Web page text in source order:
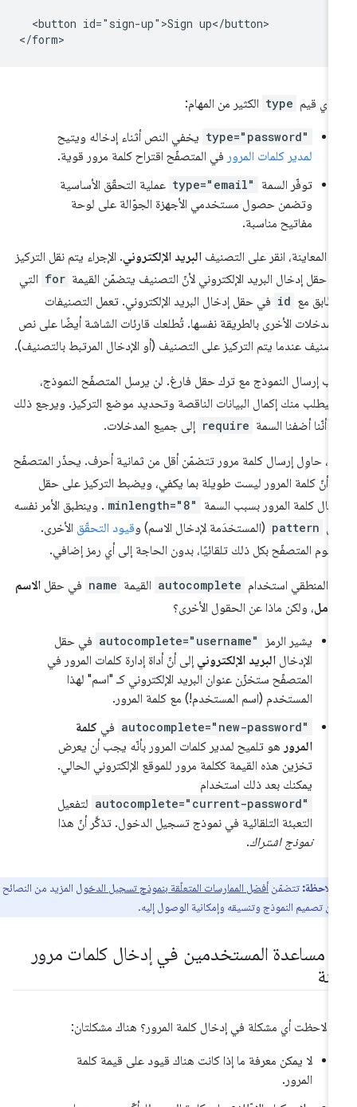
  <button id="sign-up">Sign up</button>
قيم type الكثير من المهام:
type="password" يخفي النص أثناء إدخاله ويتيح
لمدير كلمات المرورفي المتصفّح اقتراح كلمة مرور قوية.
توفّر السمة type="email" عملية التحقّق الأساسية
وتضمن حصول مستخدمي الأجهزة الجوّالة على لوحة
مفاتيح مناسبة.
المعاينة، انقر على التصنيفالبريد الإلكتروني . الإجراء يتم نقل التركيز
حقل إدخال البريد الإلكتروني لأنّ التصنيف يتضمّن القيمة for التي
مع id في حقل إدخال البريد الإلكتروني. تعمل التصنيفات
الأخرى بالطريقة نفسها. تُطلعك قارئات الشاشة أيضًا على نص
عندما يتم التركيز على التصنيف (أو الإدخال المرتبط بالتصنيف).
إرسال النموذج مع ترك حقل فارغ. لن يرسل المتصفّح النموذج،
منك إكمال البيانات الناقصة وتحديد موضع التركيز. ويرجع ذلك
أنّنا أضفنا السمة require إلى جميع المدخلات.
حاوِل إرسال كلمة مرور تتضمّن أقل من ثمانية أحرف. يحذّر المتصفّح
أنّ كلمة المرور ليست طويلة بما يكفي، ويضبط التركيز على حقل
كلمة المرور بسبب السمة minlength="8" . وينطبق الأمر نفسه
pattern (المستخدَمة لإدخال الاسم) وقيود التحقّقالأخرى.
المتصفّح بكل ذلك تلقائيًا، بدون الحاجة إلى أي رمز إضافي.
المنطقي استخدام autocomplete القيمة name في حقلالاسم
، ولكن ماذا عن الحقول الأخرى؟
يشير الرمز autocomplete="username" في حقل
الإدخالالبريد الإلكتروني إلى أنّ أداة إدارة كلمات المرور في
المتصفّح ستخزّن عنوان البريد الإلكتروني كـ "اسم" لهذا
المستخدم (اسم المستخدم!) مع كلمة المرور.
autocomplete="new-password" في كلمة
المرورهو تلميح لمدير كلمات المرور بأنّه يجب أن يعرض
تخزين هذه القيمة ككلمة مرور للموقع الإلكتروني الحالي.
يمكنك بعد ذلك استخدام
autocomplete="current-password" لتفعيل
التعبئة التلقائية في نموذج تسجيل الدخول. تذكَّر أنّ هذا
نموذج اشتراك.
ملاحظة:تتضمّنأفضل الممارسات المتعلّقة بنموذج تسجيل الدخولالمزيد من النصائح
تصميم النموذج وتنسيقه وإمكانية الوصول إليه.
مساعدة المستخدمين في إدخال كلمات مرور
لاحظت أي مشكلة في إدخال كلمة المرور؟ هناك مشكلتان:
لا يمكن معرفة ما إذا كانت هناك قيود على قيمة كلمة
المرور.